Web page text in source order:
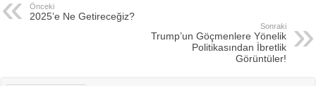
Önceki
2025’e Ne Getireceğiz?
Sonraki
Trump’un Göçmenlere Yönelik
Politikasından İbretlik
Görüntüler!